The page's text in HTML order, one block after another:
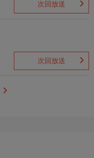
次回放送
次回放送